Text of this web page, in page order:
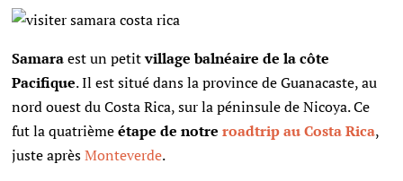
Samaraest un petitvillage balnéaire de la côte
Pacifique. Il est situé dans la province de Guanacaste, au
nord ouest du Costa Rica, sur la péninsule de Nicoya. Ce
fut la quatrièmeétape de notreroadtrip au Costa Rica,
juste aprèsMonteverde.